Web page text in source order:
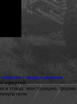
с квадроциклами
офертой.
в товар: конструкцию, форму,